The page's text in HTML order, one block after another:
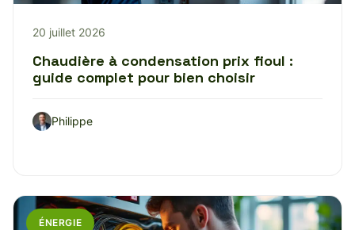
20 juillet 2026
Chaudière à condensation prix fioul :
guide complet pour bien choisir
Philippe
ÉNERGIE